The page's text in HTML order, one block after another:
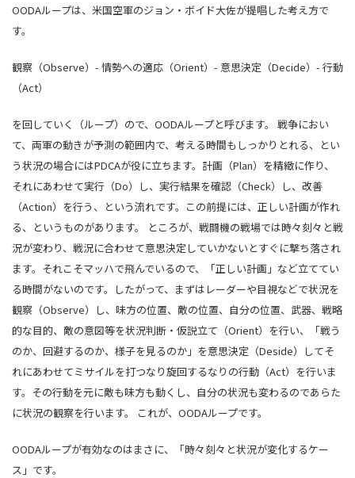
OODAループは、米国空軍のジョン・ボイド大佐が提唱した考え方で
す。
観察（Observe）- 情勢への適応（Orient）- 意思決定（Decide）- 行動
（Act）
を回していく（ループ）ので、OODAループと呼びます。 戦争におい
て、両軍の動きが予測の範囲内で、考える時間もしっかりとれる、とい
う状況の場合にはPDCAが役に立ちます。計画（Plan）を精緻に作り、
それにあわせて実行（Do）し、実行結果を確認（Check）し、改善
（Action）を行う、という流れです。この前提には、正しい計画が作れ
る、というものがあります。 ところが、戦闘機の戦場では時々刻々と戦
況が変わり、戦況に合わせて意思決定していかないとすぐに撃ち落され
ます。それこそマッハで飛んでいるので、「正しい計画」など立ててい
る時間がないのです。したがって、まずはレーダーや目視などで状況を
観察（Observe）し、味方の位置、敵の位置、自分の位置、武器、戦略
的な目的、敵の意図等を状況判断・仮説立て（Orient）を行い、「戦う
のか、回避するのか、様子を見るのか」を意思決定（Deside）してそ
れにあわせてミサイルを打つなり旋回するなりの行動（Act）を行いま
す。その行動を元に敵も味方も動くし、自分の状況も変わるのであらた
に状況の観察を行います。 これが、OODAループです。
OODAループが有効なのはまさに、「時々刻々と状況が変化するケー
ス」です。